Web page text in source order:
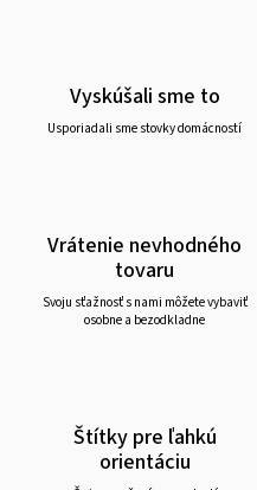
Vyskúšali sme to
Usporiadali sme stovky domácností
Vrátenie nevhodného
tovaru
Svoju sťažnosť s nami môžete vybaviť
osobne a bezodkladne
Štítky pre ľahkú
orientáciu